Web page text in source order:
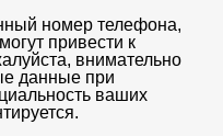
номер телефона,
привести к
внимательно
данные при
ваших